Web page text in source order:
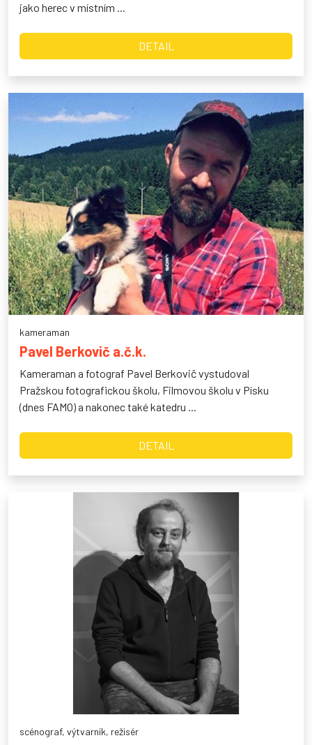
jako herec v místním ...
DETAIL
kameraman
Pavel Berkovič a.č.k.
Kameraman a fotograf Pavel Berkovič vystudoval
Pražskou fotografickou školu, Filmovou školu v Písku
(dnes FAMO) a nakonec také katedru ...
DETAIL
scénograf, výtvarník, režisér